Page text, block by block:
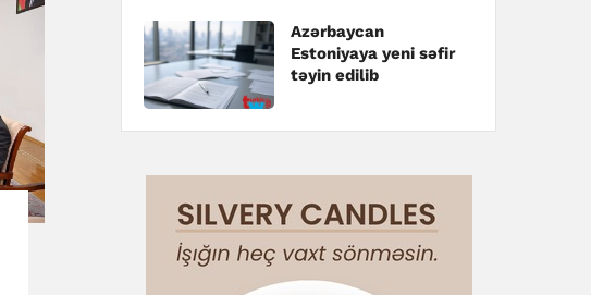
Azərbaycan
Estoniyaya yeni səfir
təyin edilib